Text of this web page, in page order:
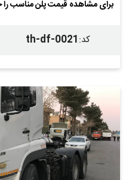
برای مشاهده قیمت پلن مناسب را
کد:
th-df-0021